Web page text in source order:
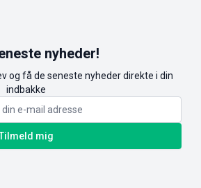
nyheder!
og få de seneste nyheder direkte i din
indbakke
mig